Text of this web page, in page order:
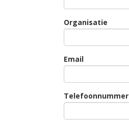
Organisatie
Email
Telefoonnummer